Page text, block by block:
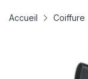
Accueil Coiffure